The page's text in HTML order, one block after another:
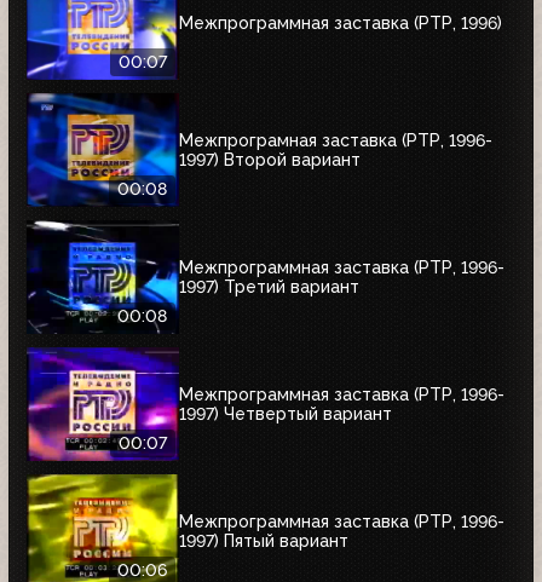
00:07
Межпрограммная заставка (РТР, 1996)
00:08
Межпрограмная заставка (РТР, 1996-
1997) Второй вариант
00:08
Межпрограммная заставка (РТР, 1996-
1997) Третий вариант
00:07
Межпрограммная заставка (РТР, 1996-
1997) Четвертый вариант
00:06
Межпрограммная заставка (РТР, 1996-
1997) Пятый вариант